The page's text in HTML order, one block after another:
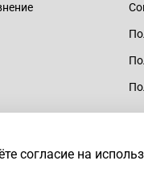
согласие на